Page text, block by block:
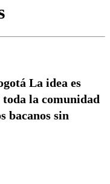
La idea es
la comunidad
bacanos sin